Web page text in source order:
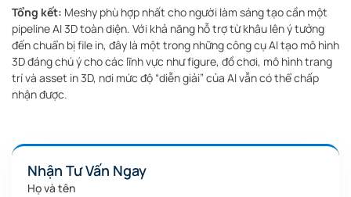
Tổng kết: Meshy phù hợp nhất cho người làm sáng tạo cần một
pipeline AI 3D toàn diện. Với khả năng hỗ trợ từ khâu lên ý tưởng
đến chuẩn bị file in, đây là một trong những công cụ AI tạo mô hình
3D đáng chú ý cho các lĩnh vực như figure, đồ chơi, mô hình trang
trí và asset in 3D, nơi mức độ “diễn giải” của AI vẫn có thể chấp
nhận được.
Nhận Tư Vấn Ngay
Họ và tên